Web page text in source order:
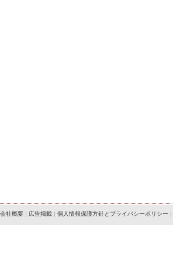
会社概要 | 広告掲載 | 個人情報保護方針とプライバシーポリシー |